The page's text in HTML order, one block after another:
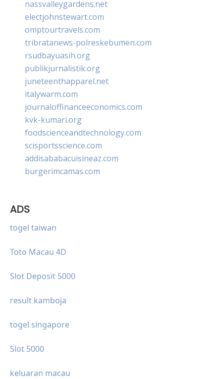
nassvalleygardens.net
electjohnstewart.com
omptourtravels.com
tribratanews-polreskebumen.com
rsudbayuasih.org
publikjurnalistik.org
juneteenthapparel.net
italywarm.com
journaloffinanceeconomics.com
kvk-kumari.org
foodscienceandtechnology.com
scisportsscience.com
addisababacuisineaz.com
burgerimcamas.com
ADS
togel taiwan
Toto Macau 4D
Slot Deposit 5000
result kamboja
togel singapore
Slot 5000
keluaran macau